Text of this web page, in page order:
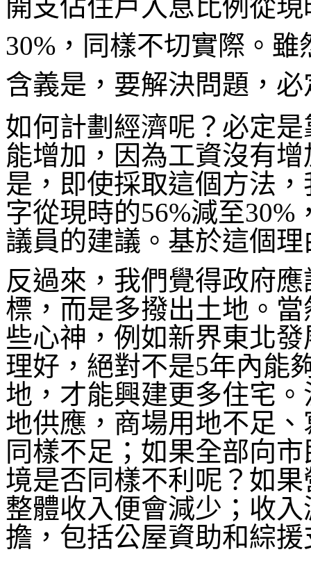
開支佔住戶入息比例從
30%，同樣不切實際。
含義是，要解決問題，
如何計劃經濟呢？必定
能增加，因為工資沒有
是，即使採取這個方法
字從現時的56%減至
議員的建議。基於這個
反過來，我們覺得政府
標，而是多撥出土地。
些心神，例如新界東北
理好，絕對不是5年內能
地，才能興建更多住宅
地供應，商場用地不足
同樣不足；如果全部向
境是否同樣不利呢？如
整體收入便會減少；收
擔，包括公屋資助和綜